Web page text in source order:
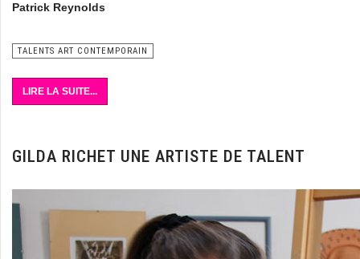
Patrick Reynolds
TALENTS ART CONTEMPORAIN
LIRE LA SUITE...
GILDA RICHET UNE ARTISTE DE TALENT